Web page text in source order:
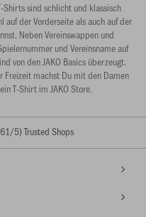
Shirts sind schlicht und klassisch
auf der Vorderseite als auch auf der
Neben Vereinswappen und
und Vereinsname auf
von den JAKO Basics überzeugt.
Freizeit machst Du mit den Damen
T-Shirt im JAKO Store.
/5) Trusted Shops